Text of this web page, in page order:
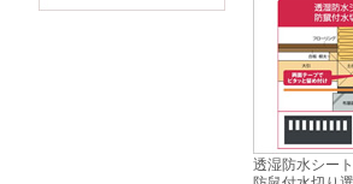
透湿防水シー